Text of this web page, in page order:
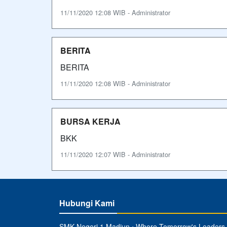
11/11/2020 12:08 WIB - Administrator
BERITA
BERITA
11/11/2020 12:08 WIB - Administrator
BURSA KERJA
BKK
11/11/2020 12:07 WIB - Administrator
Hubungi Kami